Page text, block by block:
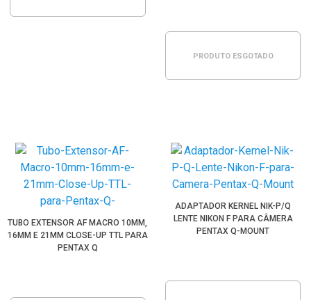
PRODUTO ESGOTADO
TUBO EXTENSOR AF MACRO 10MM,
16MM E 21MM CLOSE-UP TTL PARA
PENTAX Q
ADAPTADOR KERNEL NIK-P/Q
LENTE NIKON F PARA CÂMERA
PENTAX Q-MOUNT